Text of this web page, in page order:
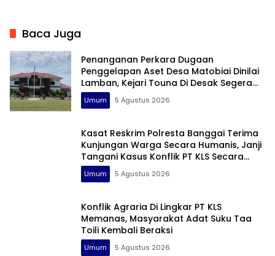
Baca Juga
Penanganan Perkara Dugaan
Penggelapan Aset Desa Matobiai Dinilai
Lamban, Kejari Touna Di Desak Segera
Limpahkan Berkas
Umum 5 Agustus 2026
Kasat Reskrim Polresta Banggai Terima
Kunjungan Warga Secara Humanis, Janji
Tangani Kasus Konflik PT KLS Secara
Profesional
Umum 5 Agustus 2026
Konflik Agraria Di Lingkar PT KLS
Memanas, Masyarakat Adat Suku Taa
Toili Kembali Beraksi
Umum 5 Agustus 2026